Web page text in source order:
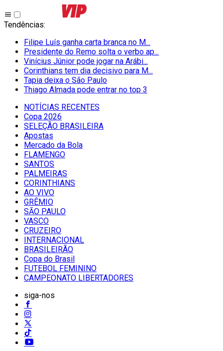
Tendências:
Filipe Luís ganha carta branca no M...
Presidente do Remo solta o verbo ap...
Vinícius Júnior pode jogar na Arábi...
Corinthians tem dia decisivo para M...
Tapia deixa o São Paulo
Thiago Almada pode entrar no top 3
NOTÍCIAS RECENTES
Copa 2026
SELEÇÃO BRASILEIRA
Apostas
Mercado da Bola
FLAMENGO
SANTOS
PALMEIRAS
CORINTHIANS
AO VIVO
GRÊMIO
SĀO PAULO
VASCO
CRUZEIRO
INTERNACIONAL
BRASILEIRÃO
Copa do Brasil
FUTEBOL FEMININO
CAMPEONATO LIBERTADORES
siga-nos